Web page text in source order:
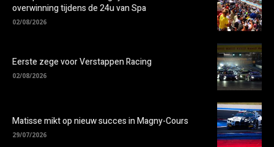
overwinning tijdens de 24u van Spa
02/08/2026
Eerste zege voor Verstappen Racing
02/08/2026
Matisse mikt op nieuw succes in Magny-Cours
29/07/2026